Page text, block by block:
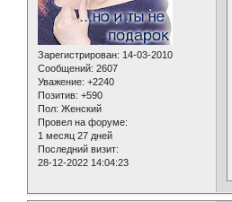
Зарегистрирован: 14-03-2010
Сообщений: 2607
Уважение: +2240
Позитив: +590
Пол: Женский
Провел на форуме:
1 месяц 27 дней
Последний визит:
28-12-2022 14:04:23